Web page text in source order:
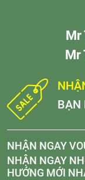
Mr
Mr
BẠN
NHẬN NGAY
NHẬN NGAY
HƯỚNG MỚI